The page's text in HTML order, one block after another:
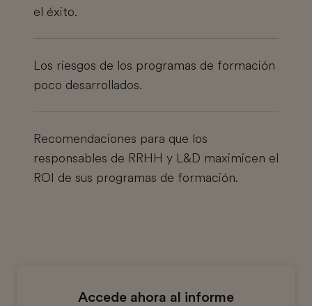
el éxito.
Los riesgos de los programas de formación
poco desarrollados.
Recomendaciones para que los
responsables de RRHH y L&D maximicen el
ROI de sus programas de formación.
Accede ahora al informe